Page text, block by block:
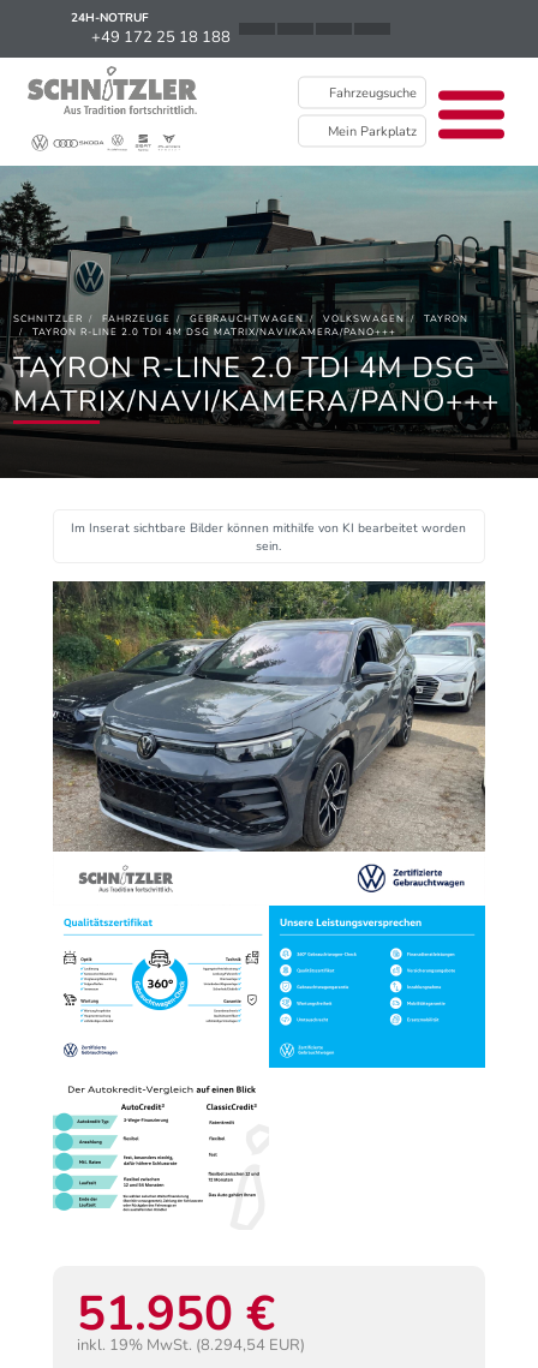
24H-NOTRUF
+49 172 25 18 188
Fahrzeugsuche
Mein Parkplatz
News
Kontakt / Standorte
Über uns
Newsletter
EU Data Act
SCHNITZLER FAHRZEUGE GEBRAUCHTWAGEN VOLKSWAGEN
TAYRON
TAYRON R-LINE 2.0 TDI 4M DSG MATRIX/NAVI/KAMERA/PANO+++
TAYRON R-LINE 2.0 TDI 4M DSG
MATRIX/NAVI/KAMERA/PANO+++
Im Inserat sichtbare Bilder können mithilfe von KI bearbeitet worden
sein.
51.950 €
inkl. 19% MwSt. (8.294,54 EUR)